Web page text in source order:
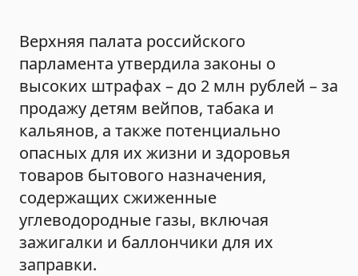
Верхняя палата российского
парламента утвердила законы о
высоких штрафах – до 2 млн рублей – за
продажу детям вейпов, табака и
кальянов, а также потенциально
опасных для их жизни и здоровья
товаров бытового назначения,
содержащих сжиженные
углеводородные газы, включая
зажигалки и баллончики для их
заправки.